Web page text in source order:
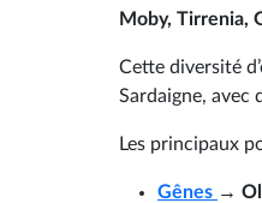
Moby, Tirrenia,
Cette diversité
Sardaigne, avec
Les principaux
Gênes →